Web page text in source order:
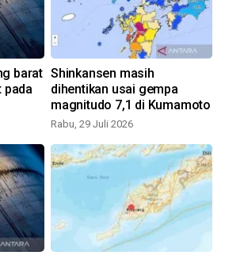
barat
pada
Shinkansen masih
dihentikan usai gempa
magnitudo 7,1 di Kumamoto
Rabu, 29 Juli 2026